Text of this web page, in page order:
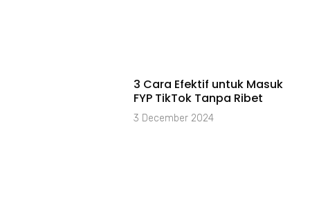
3 Cara Efektif untuk Masuk
FYP TikTok Tanpa Ribet
3 December 2024